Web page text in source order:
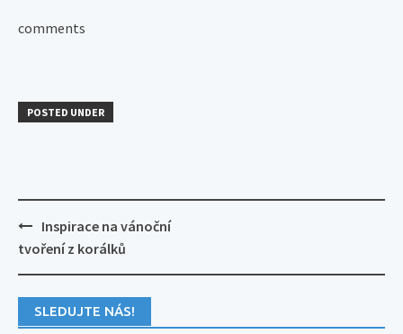
comments
POSTED UNDER
Post
navigation
Inspirace na vánoční
tvoření z korálků
SLEDUJTE NÁS!